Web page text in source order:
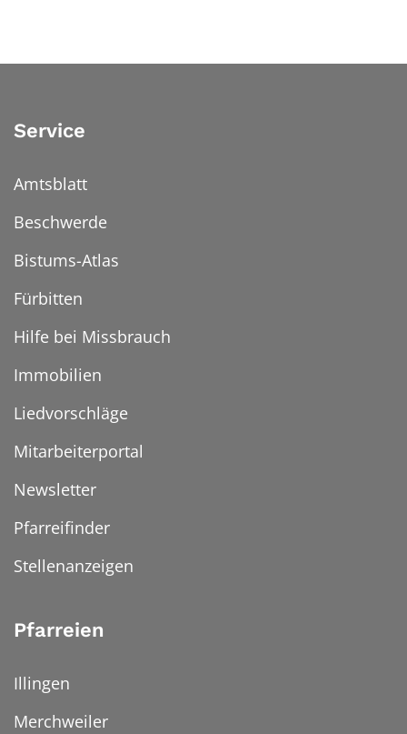
Service
Amtsblatt
Beschwerde
Bistums-Atlas
Fürbitten
Hilfe bei Missbrauch
Immobilien
Liedvorschläge
Mitarbeiterportal
Newsletter
Pfarreifinder
Stellenanzeigen
Pfarreien
Illingen
Merchweiler